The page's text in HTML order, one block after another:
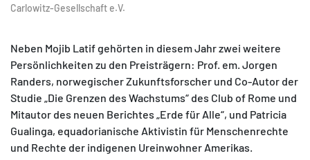
Carlowitz-Gesellschaft e.V.
Neben Mojib Latif gehörten in diesem Jahr zwei weitere
Persönlichkeiten zu den Preisträgern: Prof. em. Jorgen
Randers, norwegischer Zukunftsforscher und Co-Autor der
Studie „Die Grenzen des Wachstums“ des Club of Rome und
Mitautor des neuen Berichtes „Erde für Alle“, und Patricia
Gualinga, equadorianische Aktivistin für Menschenrechte
und Rechte der indigenen Ureinwohner Amerikas.